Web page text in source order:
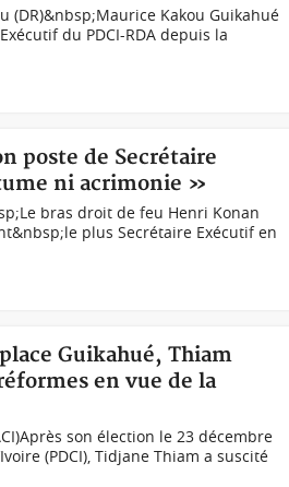
(DR)&nbsp;Maurice Kakou Guikahué
du PDCI-RDA depuis la
poste de Secrétaire
ni acrimonie »
bras droit de feu Henri Konan
plus Secrétaire Exécutif en
Guikahué, Thiam
en vue de la
son élection le 23 décembre
(PDCI), Tidjane Thiam a suscité